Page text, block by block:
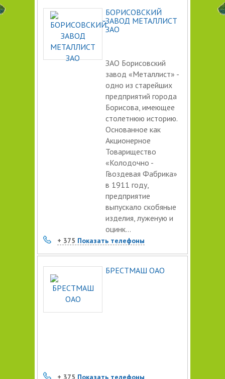
БОРИСОВСКИЙ
ЗАВОД МЕТАЛЛИСТ
ЗАО
ЗАО Борисовский
завод «Металлист» -
одно из старейших
предприятий города
Борисова, имеющее
столетнюю историю.
Основанное как
Акционерное
Товарищество
«Колодочно -
Гвоздевая Фабрика»
в 1911 году,
предприятие
выпускало скобяные
изделия, луженую и
оцинк...
+ 375 Показать телефоны
БРЕСТМАШ ОАО
+ 375 Показать телефоны